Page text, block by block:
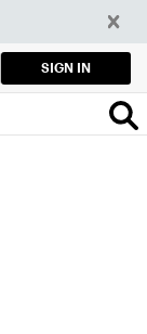
SIGN IN